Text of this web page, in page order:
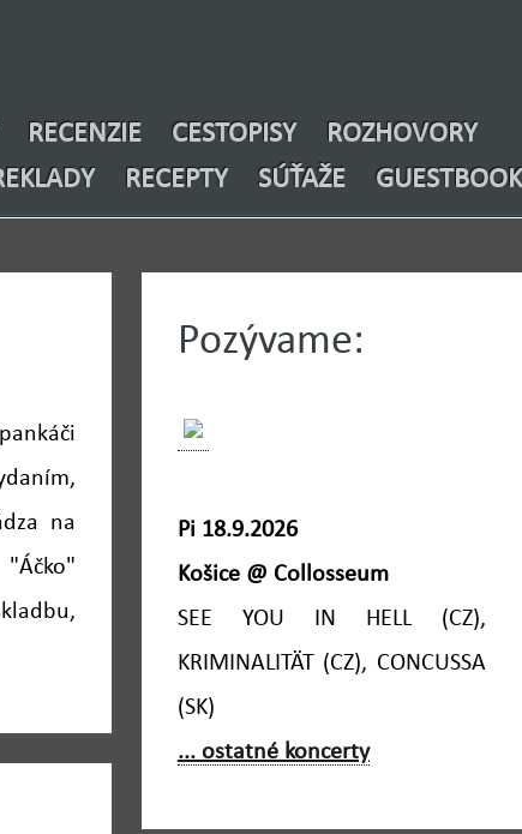
RECENZIE CESTOPISY
ROZHOVORY
RECEPTY SÚŤAŽE GUESTBOOK
na
Pozývame:
Pi 18.9.2026
Košice @ Collosseum
SEE YOU IN HELL (CZ),
KRIMINALITÄT (CZ), CONCUSSA
(SK)
... ostatné koncerty